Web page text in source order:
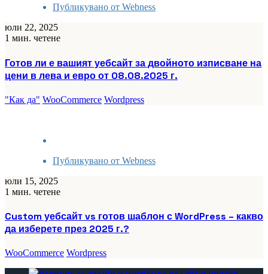
Публикувано от Webness
юли 22, 2025
1 мин. четене
Готов ли е вашият уебсайт за двойното изписване на
цени в лева и евро от 08.08.2025 г.
"Как да" WooCommerce Wordpress
Публикувано от Webness
юли 15, 2025
1 мин. четене
Custom уебсайт vs готов шаблон с WordPress – какво
да изберете през 2025 г.?
WooCommerce Wordpress